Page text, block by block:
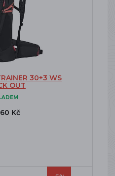
30+3 WS
OUT
Kč